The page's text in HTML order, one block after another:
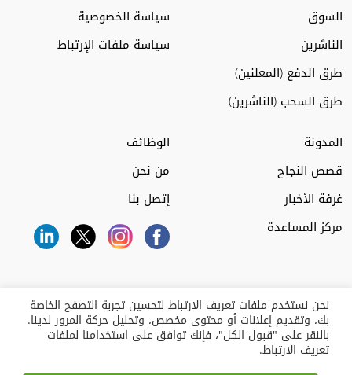
نحن نستخدم ملفات تعريف الارتباط لتحسين تجربة التصفح الخاصة
بك، وتقديم إعلانات أو محتوى مخصص، وتحليل حركة المرور لدينا.
بالنقر على "قبول الكل"، فإنك توافق على استخدامنا لملفات
تعريف الارتباط.
السوق
الناشرين
طرق الدفع (المعلنين)
طرق السحب (الناشرين)
سياسة الخصوصية
سياسة ملفات الإرتباط
المدونة
قصص النجاح
غرفة الأخبار
مركز المساعدة
الوظائف
من نحن
إتصل بنا